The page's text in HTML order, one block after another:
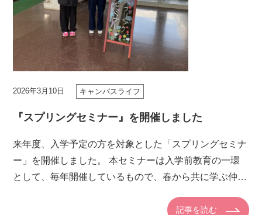
2026年3月10日 キャンパスライフ
『スプリングセミナー』を開催しました
来年度、入学予定の方を対象とした「スプリングセミナ
ー」を開催しました。 本セミナーは入学前教育の一環
として、毎年開催しているもので、春から共に学ぶ仲間
記事を読む